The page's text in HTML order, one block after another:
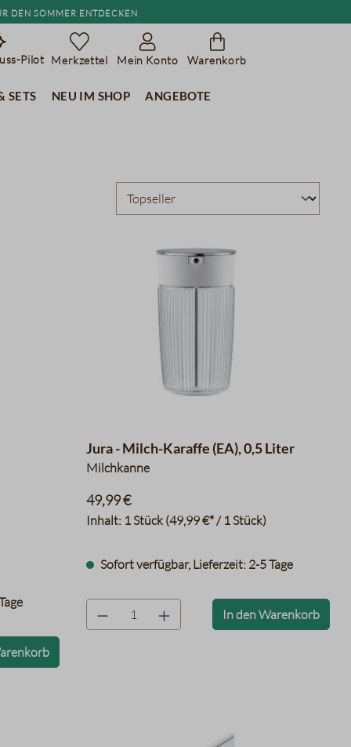
den Sommer entdecken
Pilot Merkzettel Mein Konto Warenkorb
Sets Neu im Shop Angebote
Jura - Milch-Karaffe (EA), 0,5 Liter
Milchkanne
Inhalt: 1 Stück(49,99 €* / 1 Stück)
49,99 €
Sofort verfügbar, Lieferzeit: 2-5 Tage
product.quantityLabel In den Warenkorb